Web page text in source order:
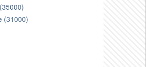
(31000)